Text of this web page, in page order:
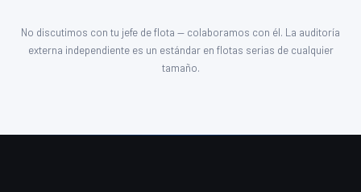
No discutimos con tu jefe de flota — colaboramos con él. La auditoría
externa independiente es un estándar en flotas serias de cualquier
tamaño.